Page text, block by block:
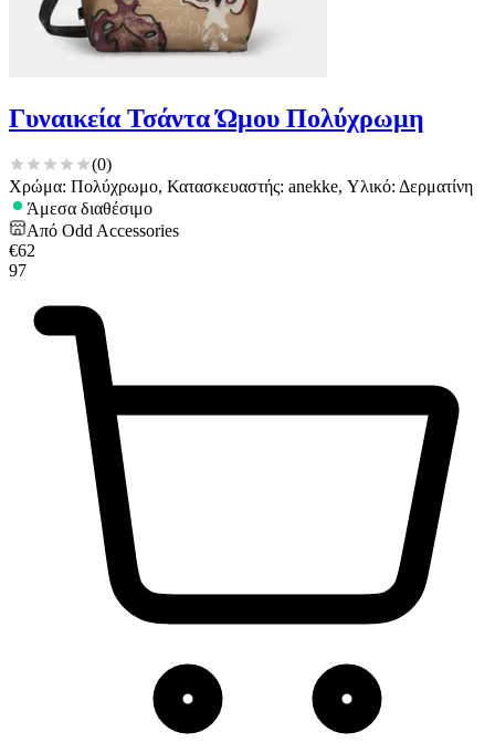
Γυναικεία Τσάντα Ώμου Πολύχρωμη
(0)
Χρώμα: Πολύχρωμο, Κατασκευαστής: anekke, Υλικό: Δερματίνη
Άμεσα διαθέσιμο
Από Odd Accessories
€62
97